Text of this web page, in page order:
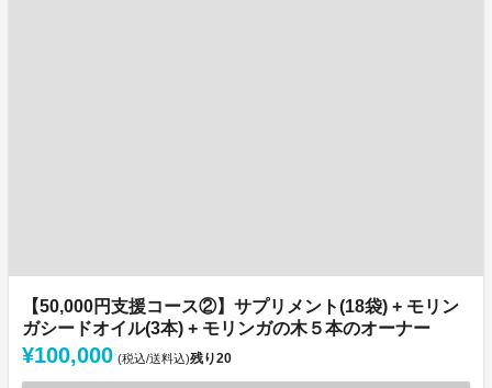
【50,000円支援コース②】サプリメント(18袋) + モリン
ガシードオイル(3本) + モリンガの木５本のオーナー
¥100,000 (税込/送料込)残り20